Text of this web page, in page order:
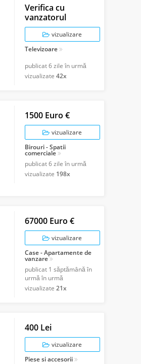
Verifica cu
vanzatorul
vizualizare
Televizoare
publicat6 zile în urmă
vizualizate 42x
1500 Euro €
vizualizare
Birouri - Spatii
comerciale
publicat6 zile în urmă
vizualizate 198x
67000 Euro €
vizualizare
Case - Apartamente de
vanzare
publicat 1 săptămână în
urmă în urmă
vizualizate 21x
400 Lei
vizualizare
Piese si accesorii